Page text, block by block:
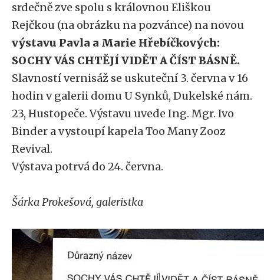
srdečně zve spolu s královnou Eliškou
Rejčkou (na obrázku na pozvánce) na novou
výstavu Pavla a Marie Hřebíčkových:
SOCHY VÁS CHTĚJÍ VIDĚT A ČÍST BÁSNĚ.
Slavností vernisáž se uskuteční 3. června v 16
hodin v galerii domu U Synků, Dukelské nám.
23, Hustopeče. Výstavu uvede Ing. Mgr. Ivo
Binder a vystoupí kapela Too Many Zooz
Revival.
Výstava potrvá do 24. června.
Šárka Prokešová, galeristka